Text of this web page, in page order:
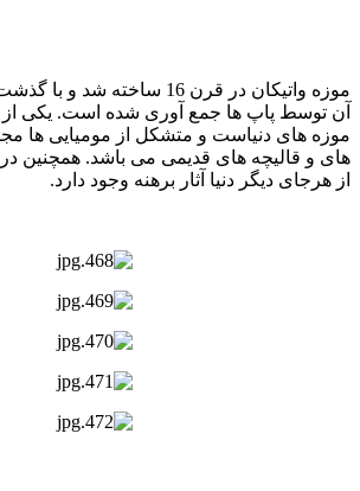
موزه واتیکان در قرن 16 ساخته
آن توسط پاپ ها جمع آوری شده است. یکی از
موزه های دنیاست و متشکل از مومیایی ها
های و قالیچه های قدیمی می باشد. همچنین در
از هرجای دیگر دنیا آثار برهنه وجود دارد.